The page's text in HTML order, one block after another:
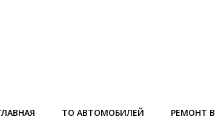
ТО АВТОМОБИЛЕЙ РЕМОНТ